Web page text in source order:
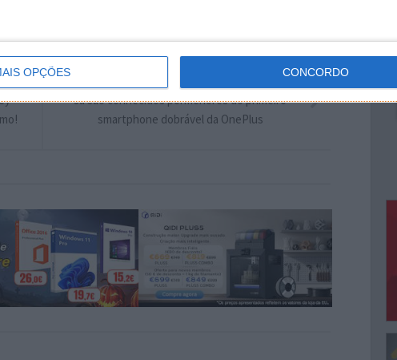
OPÇÕES CONCORDO
Já são conhecidos pormenores do primeiro
smartphone dobrável da OnePlus